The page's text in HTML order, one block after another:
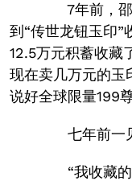
7年前，邵
到“传世龙钮玉印”
12.5万元积蓄收藏
现在卖几万元的玉
说好全球限量199
七年前一
“我收藏的